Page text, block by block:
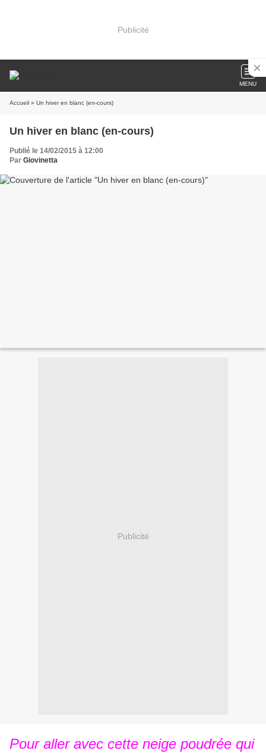
Publicité
MENU
Accueil » Un hiver en blanc (en-cours)
Un hiver en blanc (en-cours)
Publié le 14/02/2015 à 12:00
Par Giovinetta
Publicité
Pour aller avec cette neige poudrée qui